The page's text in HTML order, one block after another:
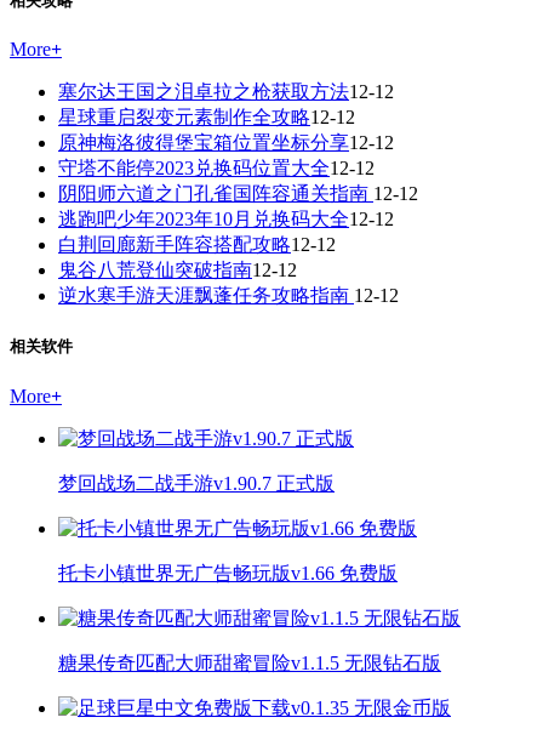
More+
塞尔达王国之泪卓拉之枪获取方法12-12
星球重启裂变元素制作全攻略12-12
原神梅洛彼得堡宝箱位置坐标分享12-12
守塔不能停2023兑换码位置大全12-12
阴阳师六道之门孔雀国阵容通关指南 12-12
逃跑吧少年2023年10月兑换码大全12-12
白荆回廊新手阵容搭配攻略12-12
鬼谷八荒登仙突破指南12-12
逆水寒手游天涯飘蓬任务攻略指南 12-12
相关软件
More+
梦回战场二战手游v1.90.7 正式版
托卡小镇世界无广告畅玩版v1.66 免费版
糖果传奇匹配大师甜蜜冒险v1.1.5 无限钻石版